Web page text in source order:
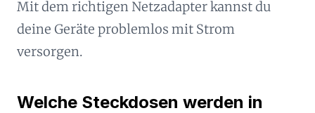
Mit dem richtigen Netzadapter kannst du
deine Geräte problemlos mit Strom
versorgen.
Welche Steckdosen werden in